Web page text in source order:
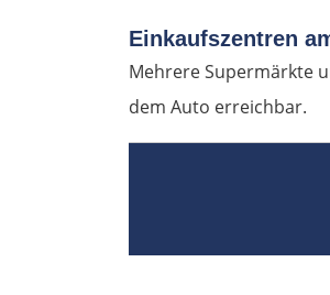
Einkaufszentren
Mehrere Supermärkte
dem Auto erreichbar.